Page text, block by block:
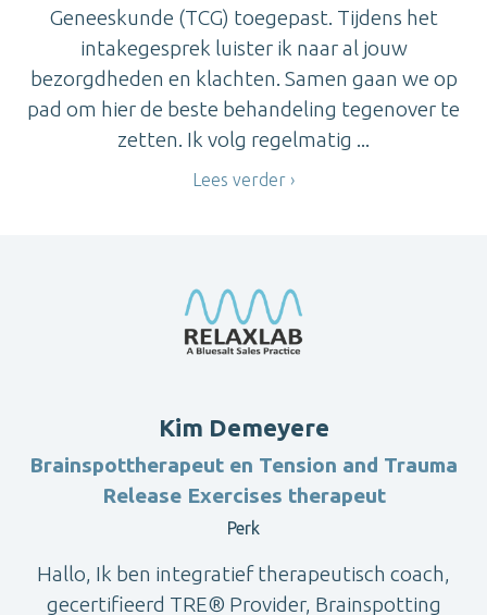
Geneeskunde (TCG) toegepast. Tijdens het
intakegesprek luister ik naar al jouw
bezorgdheden en klachten. Samen gaan we op
pad om hier de beste behandeling tegenover te
zetten. Ik volg regelmatig ...
Lees verder
Kim Demeyere
Brainspottherapeut en Tension and Trauma
Release Exercises therapeut
Perk
Hallo, Ik ben integratief therapeutisch coach,
gecertifieerd TRE® Provider, Brainspotting